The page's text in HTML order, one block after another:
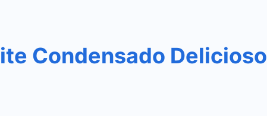
Condensado Delicioso